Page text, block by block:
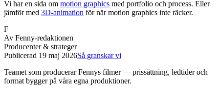
Vi har en sida om motion graphics med portfolio och process. Eller
jämför med 3D-animation för när motion graphics inte räcker.
F
Av Fenny-redaktionen
Producenter & strateger
Publicerad 19 maj 2026Så granskar vi
Teamet som producerar Fennys filmer — prissättning, ledtider och
format bygger på våra egna produktioner.